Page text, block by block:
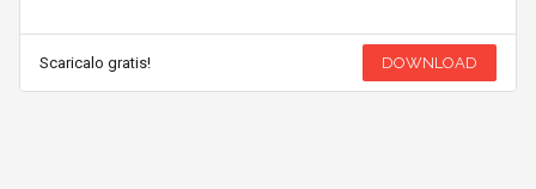
Scaricalo gratis! DOWNLOAD